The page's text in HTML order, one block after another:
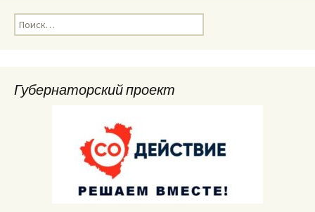
Найти:
Губернаторский проект